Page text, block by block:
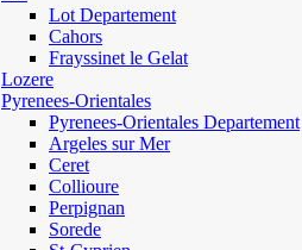
Lot Departement
Cahors
Frayssinet le Gelat
Lozere
Pyrenees-Orientales
Pyrenees-Orientales Departement
Argeles sur Mer
Ceret
Collioure
Perpignan
Sorede